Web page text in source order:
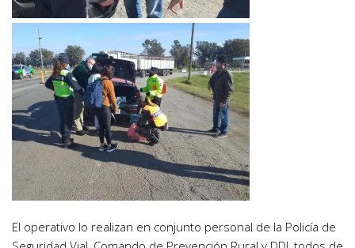
El operativo lo realizan en conjunto personal de la Policía de